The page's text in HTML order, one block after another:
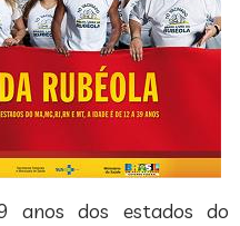
anos dos estados do